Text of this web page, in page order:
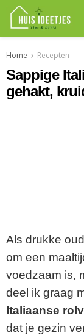
Home Recepten
Sappige
gehakt,
Als drukke
om een
voedzaam is,
deel ik graag
Italiaanse
dat je gezin